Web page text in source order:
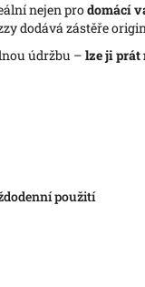
nejen prodomácí
dodává zástěře
údržbu – lze ji prát
použití